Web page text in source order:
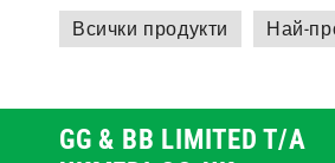
Всички продукти Най-
GG & BB LIMITED T/A